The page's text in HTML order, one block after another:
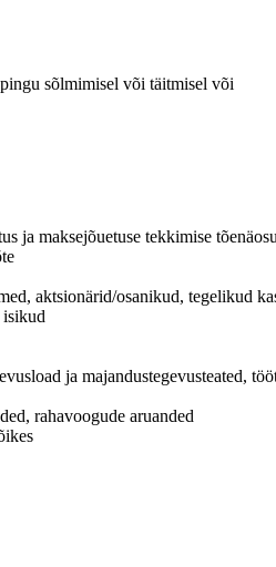
sõlmimisel või täitmisel või
ja maksejõuetuse tekkimise
aktsionärid/osanikud, tegelikud
isikud
ja majandustegevusteated,
rahavoogude aruanded